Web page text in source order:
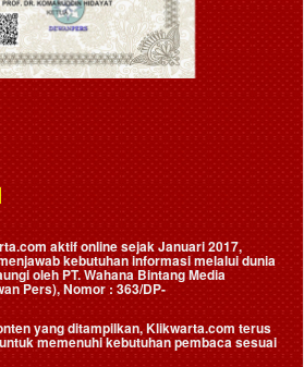
aktif online sejak Januari 2017,
kebutuhan informasi melalui dunia
oleh PT. Wahana Bintang Media
Pers), Nomor : 363/DP-
yang ditampilkan, Klikwarta.com terus
memenuhi kebutuhan pembaca sesuai